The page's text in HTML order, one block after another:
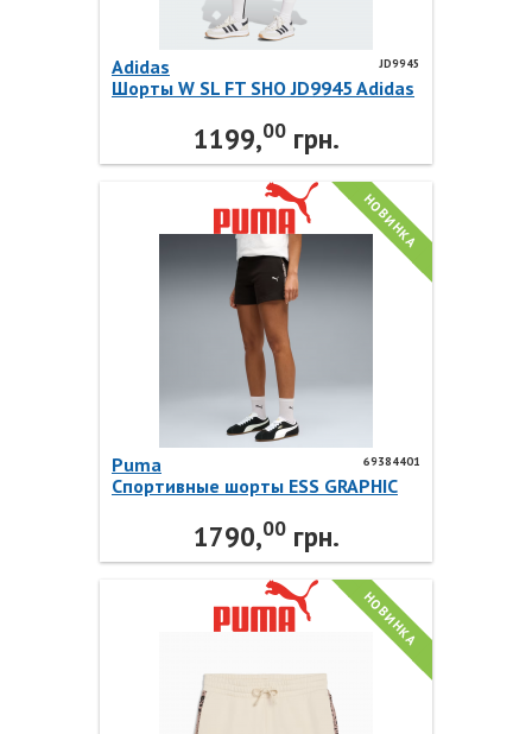
JD9945
Adidas
Шорты W SL FT SHO JD9945 Adidas
1199,00грн.
НОВИНКА
69384401
Puma
Спортивные шорты ESS GRAPHIC
1790,00грн.
НОВИНКА